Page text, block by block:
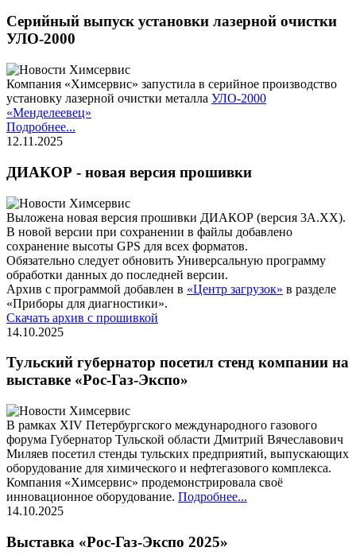
Серийный выпуск установки лазерной очистки
УЛО-2000
Компания «Химсервис» запустила в серийное производство
установку лазерной очистки металла УЛО-2000
«Менделеевец»
Подробнее...
12.11.2025
ДИАКОР - новая версия прошивки
Выложена новая версия прошивки ДИАКОР (версия 3А.ХХ).
В новой версии при сохранении в файлы добавлено
сохранение высоты GPS для всех форматов.
Обязательно следует обновить Универсальную программу
обработки данных до последней версии.
Архив с программой добавлен в «Центр загрузок» в разделе
«Приборы для диагностики».
Скачать архив с прошивкой
14.10.2025
Тульский губернатор посетил стенд компании на
выставке «Рос-Газ-Экспо»
В рамках XIV Петербургского международного газового
форума Губернатор Тульской области Дмитрий Вячеславович
Миляев посетил стенды тульских предприятий, выпускающих
оборудование для химического и нефтегазового комплекса.
Компания «Химсервис» продемонстрировала своё
инновационное оборудование. Подробнее...
14.10.2025
Выставка «Рос-Газ-Экспо 2025»